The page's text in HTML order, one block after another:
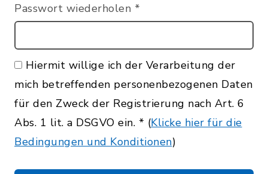
Passwort wiederholen *
mich betreffenden personenbezogenen Daten
für den Zweck der Registrierung nach Art. 6
Abs. 1 lit. a DSGVO ein. * (Klicke hier für die
Bedingungen und Konditionen)